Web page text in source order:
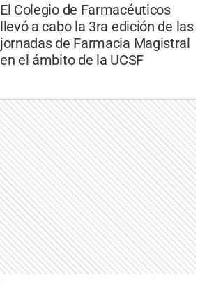
El Colegio de Farmacéuticos
llevó a cabo la 3ra edición de las
jornadas de Farmacia Magistral
en el ámbito de la UCSF